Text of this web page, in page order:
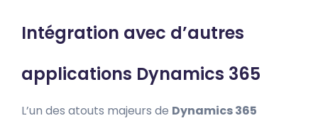
Intégration avec d’autres
applications Dynamics 365
L’un des atouts majeurs de Dynamics 365